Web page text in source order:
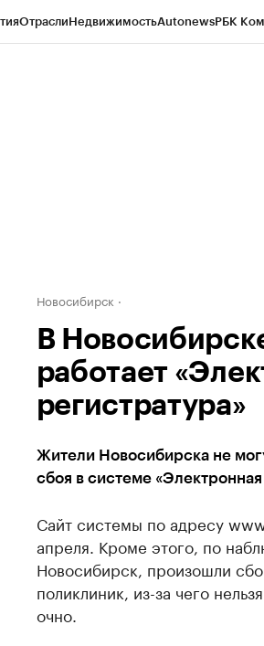
ОтраслиНедвижимостьAutonewsРБК
Новосибирск
В
работает
регистратура»
Жители Новосибирска не
сбоя в системе
Сайт системы по адресу
апреля. Кроме этого, по
Новосибирск, произошли
поликлиник, из-за чего
очно.